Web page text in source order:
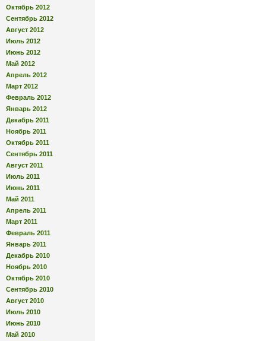
Октябрь 2012
Сентябрь 2012
Август 2012
Июль 2012
Июнь 2012
Май 2012
Апрель 2012
Март 2012
Февраль 2012
Январь 2012
Декабрь 2011
Ноябрь 2011
Октябрь 2011
Сентябрь 2011
Август 2011
Июль 2011
Июнь 2011
Май 2011
Апрель 2011
Март 2011
Февраль 2011
Январь 2011
Декабрь 2010
Ноябрь 2010
Октябрь 2010
Сентябрь 2010
Август 2010
Июль 2010
Июнь 2010
Май 2010